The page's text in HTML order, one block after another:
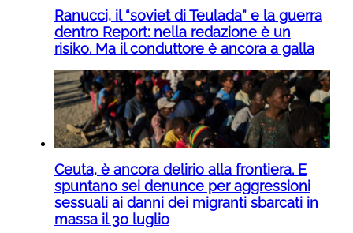
Ranucci, il “soviet di Teulada” e la guerra
dentro Report: nella redazione è un
risiko. Ma il conduttore è ancora a galla
Ceuta, è ancora delirio alla frontiera. E
spuntano sei denunce per aggressioni
sessuali ai danni dei migranti sbarcati in
massa il 30 luglio